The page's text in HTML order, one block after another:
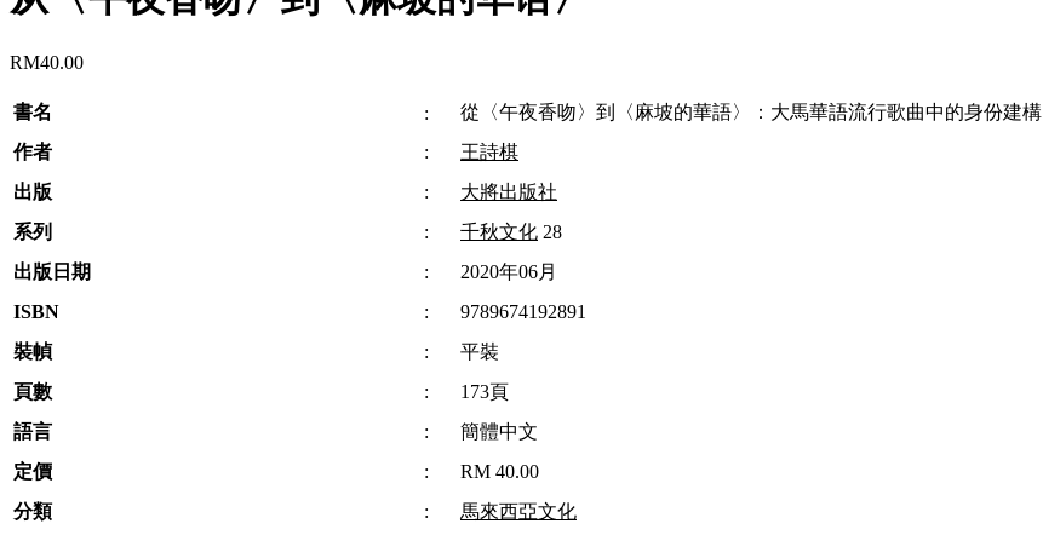
RM40.00
書名 :
從〈午夜香吻〉到〈麻坡的華語〉：大馬華語流行歌曲中的身份建構
作者
:
王詩棋
出版
:
大將出版社
系列
: 千秋文化 28
出版日期
:
2020年06月
ISBN
:
9789674192891
裝幀
:
平裝
頁數
:
173頁
語言
:
簡體中文
定價
:
RM 40.00
分類
: 馬來西亞文化